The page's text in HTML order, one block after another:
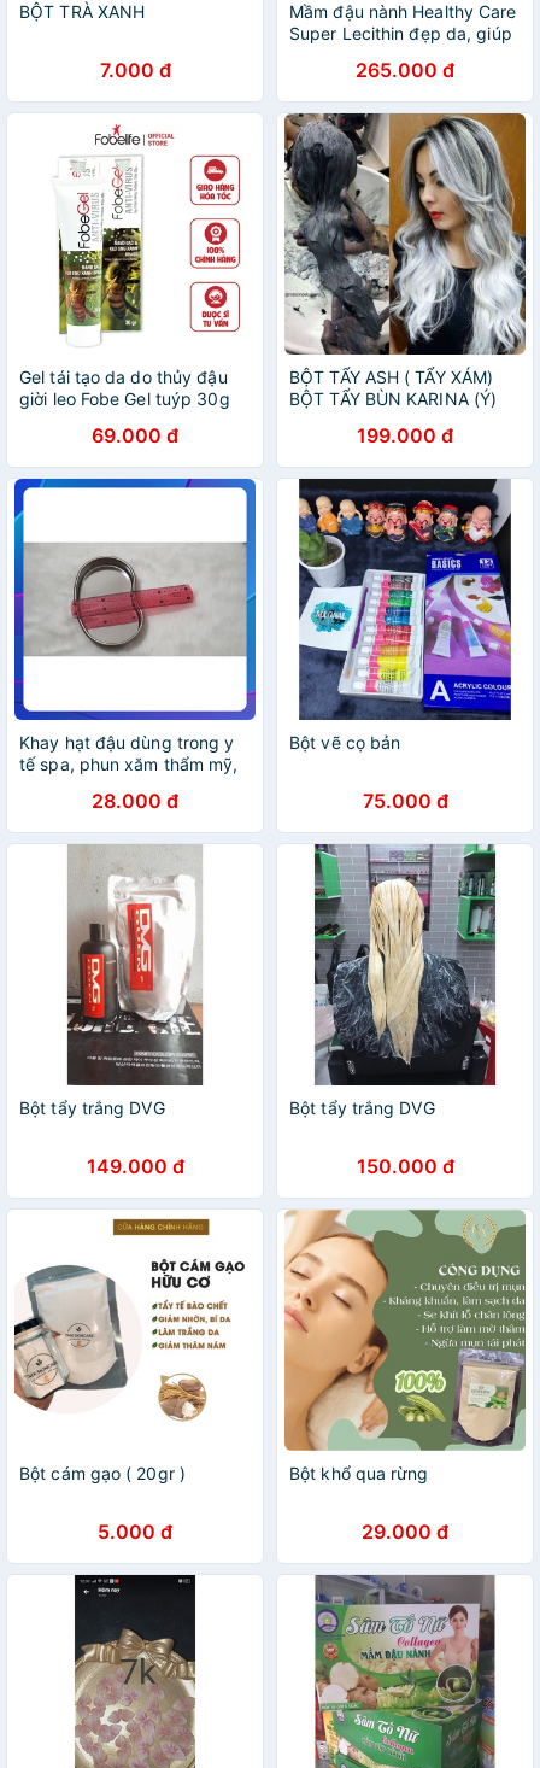
BỘT TRÀ XANH
7.000 đ
Mầm đậu nành Healthy Care
Super Lecithin đẹp da, giúp
265.000 đ
Gel tái tạo da do thủy đậu
giời leo Fobe Gel tuýp 30g
69.000 đ
BỘT TẨY ASH ( TẨY XÁM)
BỘT TẨY BÙN KARINA (Ý)
199.000 đ
Khay hạt đậu dùng trong y
tế spa, phun xăm thẩm mỹ,
28.000 đ
Bột vẽ cọ bản
75.000 đ
Bột tẩy trắng DVG
149.000 đ
Bột tẩy trắng DVG
150.000 đ
Bột cám gạo ( 20gr )
5.000 đ
Bột khổ qua rừng
29.000 đ